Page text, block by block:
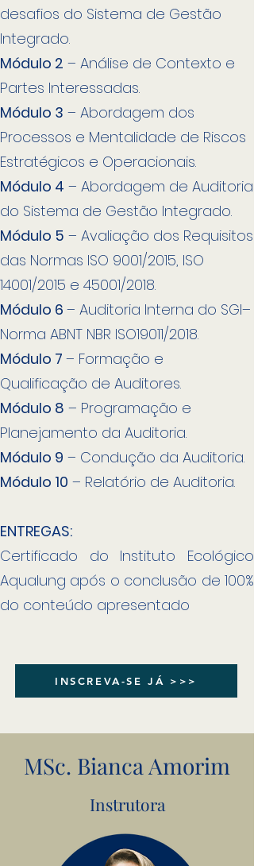
desafios do Sistema de Gestão
Integrado.
Módulo 2 – Análise de Contexto e
Partes Interessadas.
Módulo 3 – Abordagem dos
Processos e Mentalidade de Riscos
Estratégicos e Operacionais.
Módulo 4 – Abordagem de Auditoria
do Sistema de Gestão Integrado.
Módulo 5 – Avaliação dos Requisitos
das Normas ISO 9001/2015, ISO
14001/2015 e 45001/2018.
Módulo 6 – Auditoria Interna do SGI–
Norma ABNT NBR ISO19011/2018.
Módulo 7 – Formação e
Qualificação de Auditores.
Módulo 8 – Programação e
Planejamento da Auditoria.
Módulo 9 – Condução da Auditoria.
Módulo 10 – Relatório de Auditoria.
ENTREGAS:
Certificado do Instituto Ecológico
Aqualung após o conclusão de 100%
do conteúdo apresentado
INSCREVA-SE JÁ >>>
MSc. Bianca Amorim
Instrutora